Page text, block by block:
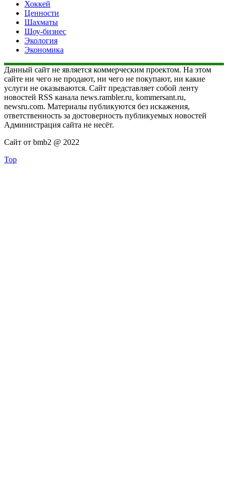
Хоккей
Ценности
Шахматы
Шоу-бизнес
Экология
Экономика
Данный сайт не является коммерческим проектом. На этом
сайте ни чего не продают, ни чего не покупают, ни какие
услуги не оказываются. Сайт представляет собой ленту
новостей RSS канала news.rambler.ru, kommersant.ru,
newsru.com. Материалы публикуются без искажения,
ответственность за достоверность публикуемых новостей
Администрация сайта не несёт.
Сайт от bmb2 @ 2022
Top